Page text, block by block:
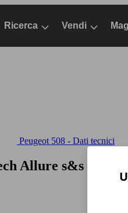
Ricerca Vendi
Peugeot 508 - Dati tecnici
Allure s&s 130cv